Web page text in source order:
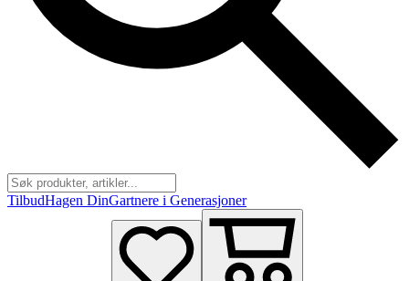
TilbudHagen DinGartnere i Generasjoner